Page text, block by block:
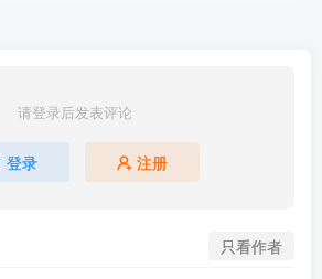
请登录后发表评论
登录 注册
只看作者